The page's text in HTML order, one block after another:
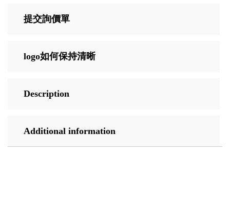
提交詢價單
logo如何保持清晰
Description
Additional information